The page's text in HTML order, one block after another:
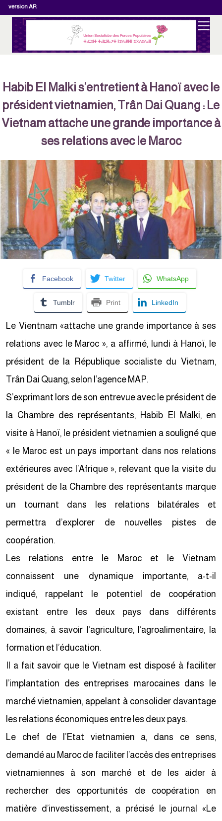
version AR
Habib El Malki s’entretient à Hanoï avec le
président vietnamien, Trân Dai Quang : Le
Vietnam attache une grande importance à
ses relations avec le Maroc
Facebook Twitter WhatsApp
Tumblr Print LinkedIn
Le Vientnam «attache une grande importance à ses
relations avec le Maroc », a affirmé, lundi à Hanoï, le
président de la République socialiste du Vietnam,
Trân Dai Quang, selon l’agence MAP.
S’exprimant lors de son entrevue avec le président de
la Chambre des représentants, Habib El Malki, en
visite à Hanoï, le président vietnamien a souligné que
« le Maroc est un pays important dans nos relations
extérieures avec l’Afrique », relevant que la visite du
président de la Chambre des représentants marque
un tournant dans les relations bilatérales et
permettra d’explorer de nouvelles pistes de
coopération.
Les relations entre le Maroc et le Vietnam
connaissent une dynamique importante, a-t-il
indiqué, rappelant le potentiel de coopération
existant entre les deux pays dans différents
domaines, à savoir l’agriculture, l’agroalimentaire, la
formation et l’éducation.
Il a fait savoir que le Vietnam est disposé à faciliter
l’implantation des entreprises marocaines dans le
marché vietnamien, appelant à consolider davantage
les relations économiques entre les deux pays.
Le chef de l’Etat vietnamien a, dans ce sens,
demandé au Maroc de faciliter l’accès des entreprises
vietnamiennes à son marché et de les aider à
rechercher des opportunités de coopération en
matière d’investissement, a précisé le journal «Le